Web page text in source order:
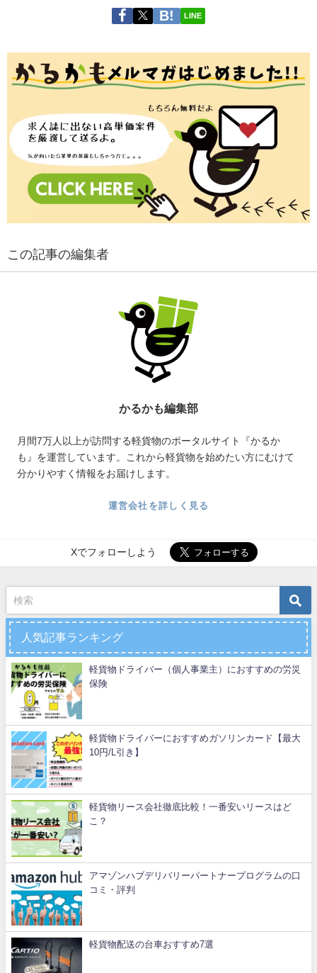
LINE
この記事の編集者
かるかも編集部
月間7万人以上が訪問する軽貨物のポータルサイト『かるか
も』を運営しています。これから軽貨物を始めたい方にむけて
分かりやすく情報をお届けします。
運営会社を詳しく見る
Xでフォローしよう
人気記事ランキング
軽貨物ドライバー（個人事業主）におすすめの労災
保険
軽貨物ドライバーにおすすめガソリンカード【最大
10円/L引き】
軽貨物リース会社徹底比較！一番安いリースはど
こ？
アマゾンハブデリバリーパートナープログラムの口
コミ・評判
軽貨物配送の台車おすすめ7選